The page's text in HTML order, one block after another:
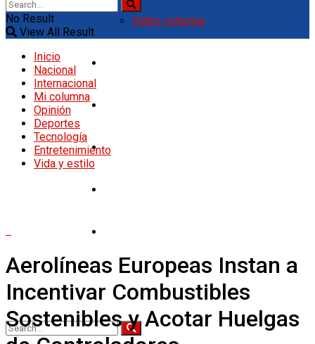
Video columna
Tecnología
No Result
View All Result
Inicio
Nacional
Internacional
Mi columna
Opinión
Deportes
Tecnología
Entretenimiento
Vida y estilo
Aerolíneas Europeas Instan a
Incentivar Combustibles
Sostenibles y Acotar Huelgas